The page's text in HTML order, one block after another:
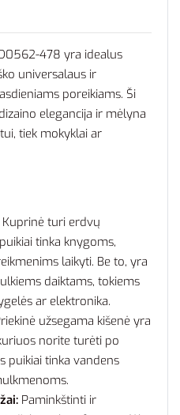
478 yra idealus
universalaus ir
poreikiams. Ši
elegancija ir mėlyna
tiek mokyklai ar
Kuprinė turi erdvų
tinka knygoms,
laikyti. Be to, yra
daiktams, tokiems
ar elektronika.
užsegama kišenė yra
norite turėti po
puikiai tinka vandens
Paminkštinti ir